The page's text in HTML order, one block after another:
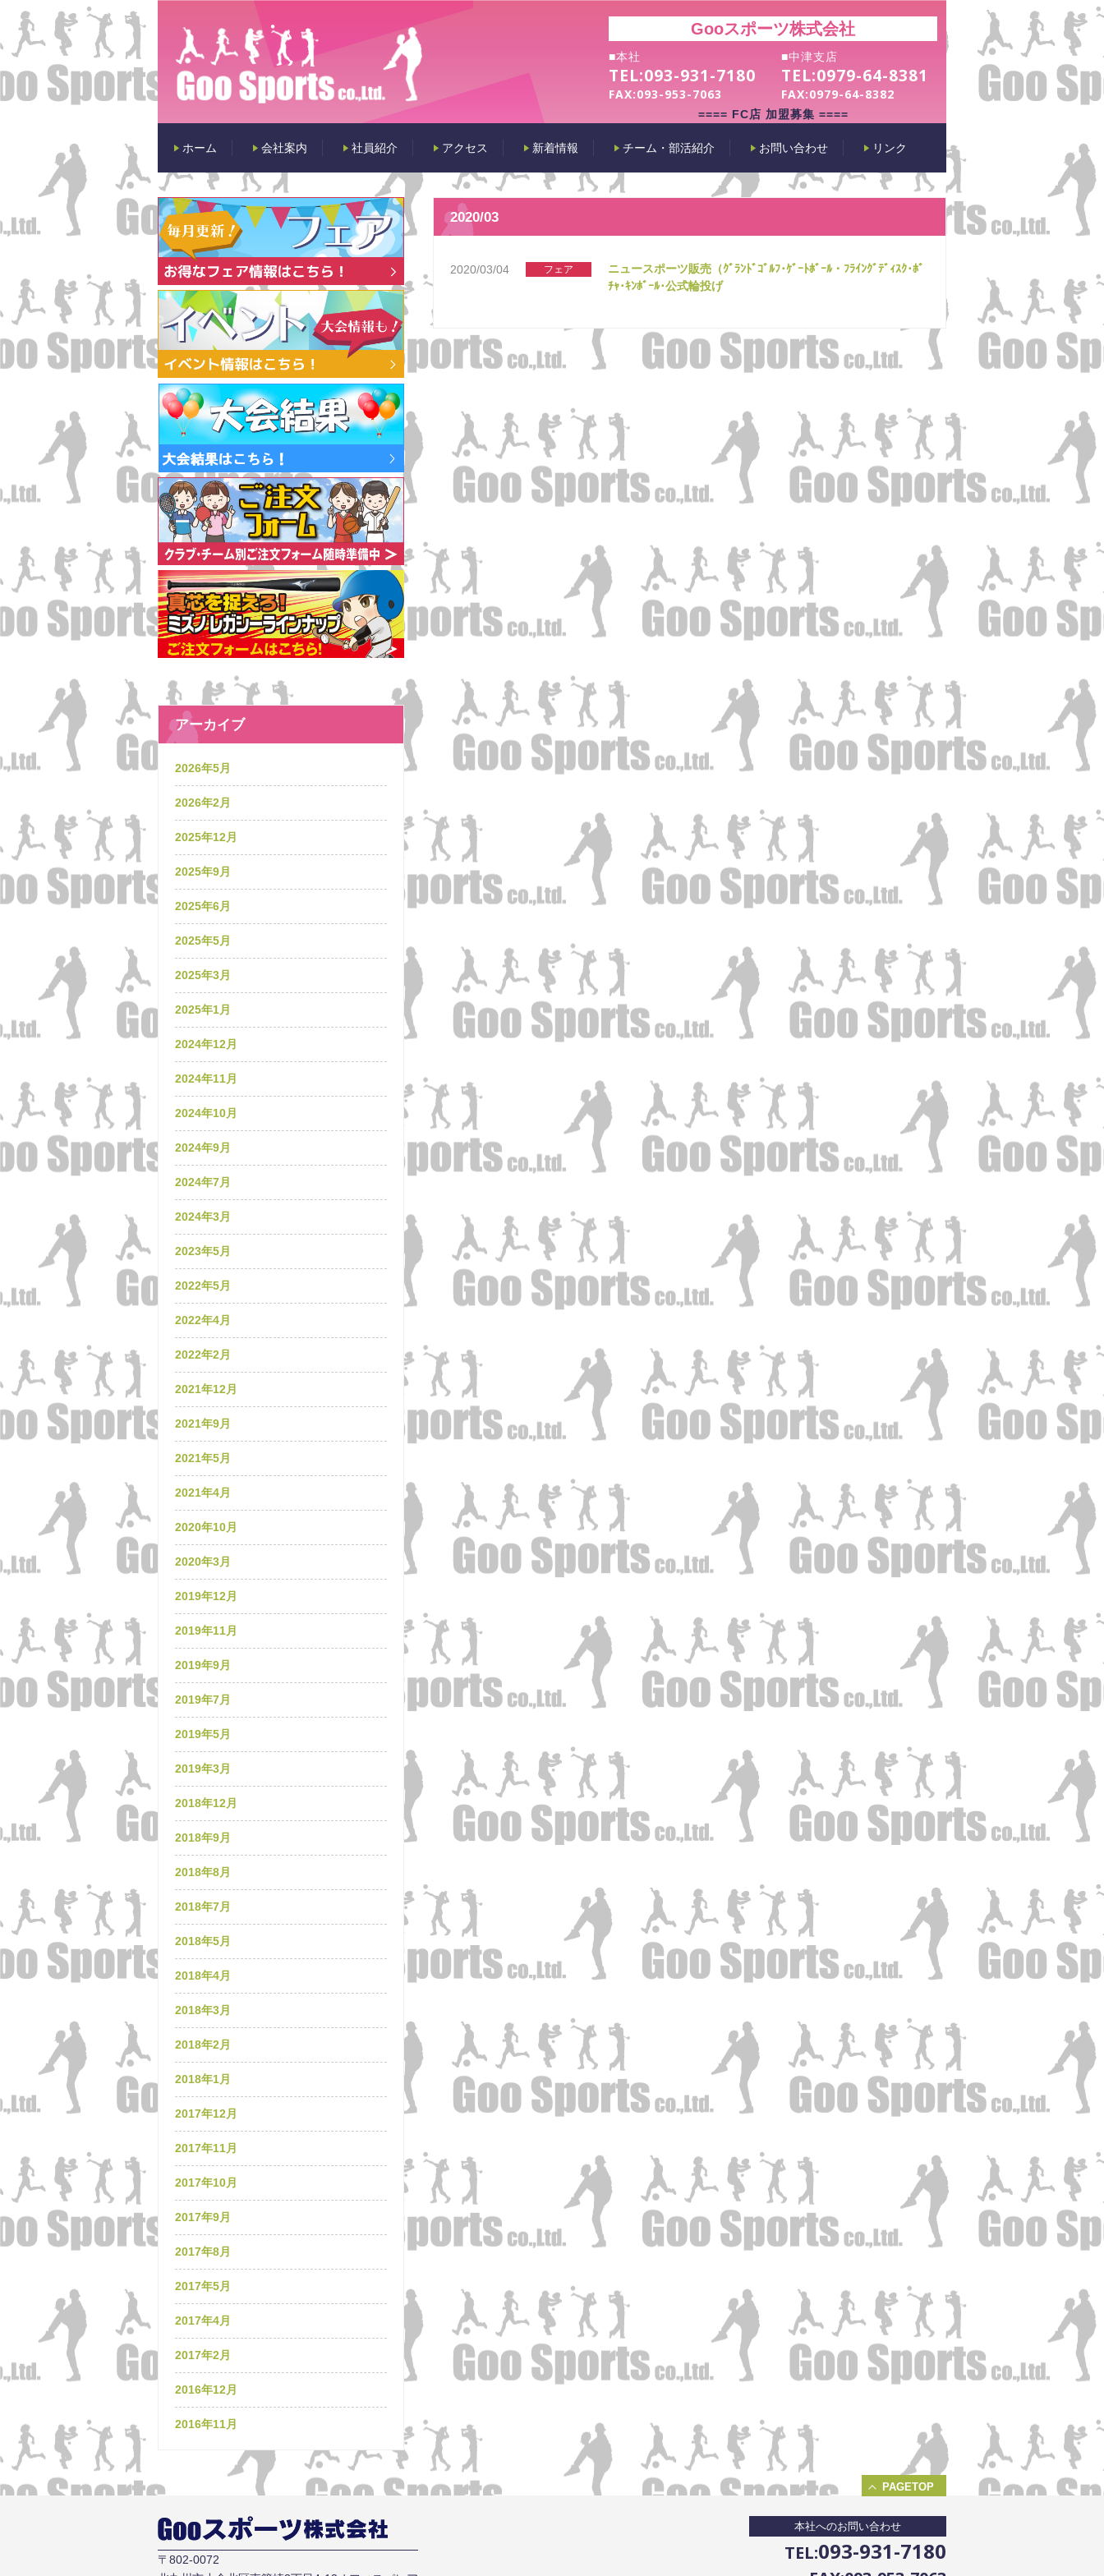
Gooスポーツ株式会社
■本社
TEL:093-931-7180
FAX:093-953-7063
■中津支店
TEL:0979-64-8381
FAX:0979-64-8382
==== FC店 加盟募集 ====
ホーム 会社案内 社員紹介 アクセス 新着情報 チーム・部活紹介 お問い合わせ リンク
2020/03
2020/03/04 フェア
ニュースポーツ販売（ｸﾞﾗﾝﾄﾞｺﾞﾙﾌ･ｹﾞｰﾄﾎﾞｰﾙ・ﾌﾗｲﾝｸﾞﾃﾞｨｽｸ･ﾎﾞ
ﾁｬ･ｷﾝﾎﾞｰﾙ･公式輪投げ
アーカイブ
2026年5月
2026年2月
2025年12月
2025年9月
2025年6月
2025年5月
2025年3月
2025年1月
2024年12月
2024年11月
2024年10月
2024年9月
2024年7月
2024年3月
2023年5月
2022年5月
2022年4月
2022年2月
2021年12月
2021年9月
2021年5月
2021年4月
2020年10月
2020年3月
2019年12月
2019年11月
2019年9月
2019年7月
2019年5月
2019年3月
2018年12月
2018年9月
2018年8月
2018年7月
2018年5月
2018年4月
2018年3月
2018年2月
2018年1月
2017年12月
2017年11月
2017年10月
2017年9月
2017年8月
2017年5月
2017年4月
2017年2月
2016年12月
2016年11月
PAGETOP
〒802-0072
本社へのお問い合わせ
TEL:093-931-7180